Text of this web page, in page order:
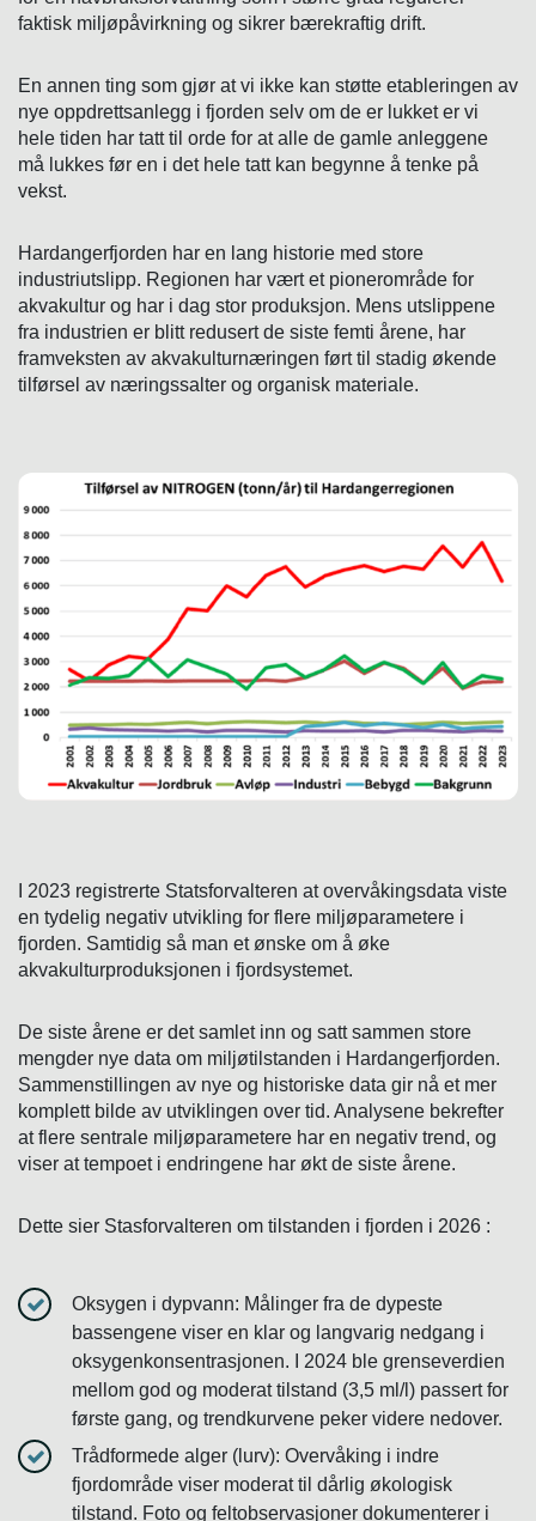
faktisk miljøpåvirkning og sikrer bærekraftig drift.
En annen ting som gjør at vi ikke kan støtte etableringen av
nye oppdrettsanlegg i fjorden selv om de er lukket er vi
hele tiden har tatt til orde for at alle de gamle anleggene
må lukkes før en i det hele tatt kan begynne å tenke på
vekst.
Hardangerfjorden har en lang historie med store
industriutslipp. Regionen har vært et pionerområde for
akvakultur og har i dag stor produksjon. Mens utslippene
fra industrien er blitt redusert de siste femti årene, har
framveksten av akvakulturnæringen ført til stadig økende
tilførsel av næringssalter og organisk materiale.
I 2023 registrerte Statsforvalteren at overvåkingsdata viste
en tydelig negativ utvikling for flere miljøparametere i
fjorden. Samtidig så man et ønske om å øke
akvakulturproduksjonen i fjordsystemet.
De siste årene er det samlet inn og satt sammen store
mengder nye data om miljøtilstanden i Hardangerfjorden.
Sammenstillingen av nye og historiske data gir nå et mer
komplett bilde av utviklingen over tid. Analysene bekrefter
at flere sentrale miljøparametere har en negativ trend, og
viser at tempoet i endringene har økt de siste årene.
Dette sier Stasforvalteren om tilstanden i fjorden i 2026 :
Oksygen i dypvann: Målinger fra de dypeste
bassengene viser en klar og langvarig nedgang i
oksygenkonsentrasjonen. I 2024 ble grenseverdien
mellom god og moderat tilstand (3,5 ml/l) passert for
første gang, og trendkurvene peker videre nedover.
Trådformede alger (lurv): Overvåking i indre
fjordområde viser moderat til dårlig økologisk
tilstand. Foto og feltobservasjoner dokumenterer i